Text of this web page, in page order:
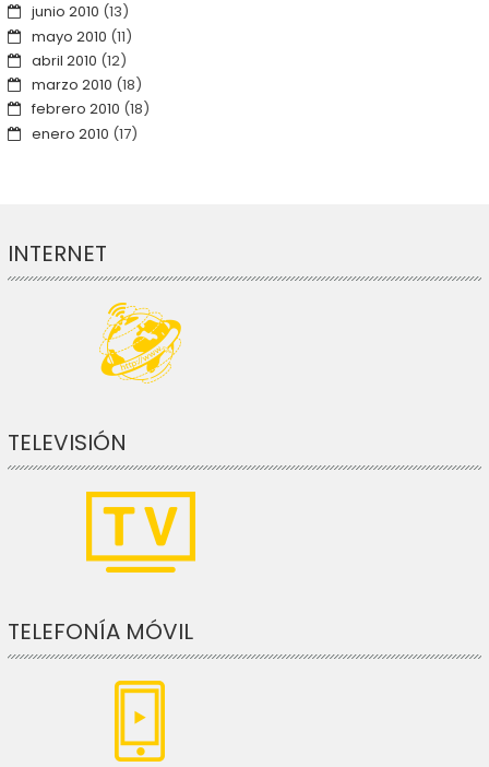
junio 2010 (13)
mayo 2010 (11)
abril 2010 (12)
marzo 2010 (18)
febrero 2010 (18)
enero 2010 (17)
INTERNET
TELEVISIÓN
TELEFONÍA MÓVIL